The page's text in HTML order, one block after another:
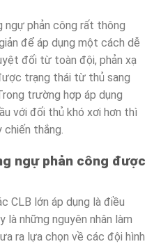
ngự phản công rất thông
để áp dụng một cách dễ
đối từ toàn đội, phản xạ
trạng thái từ thủ sang
trường hợp áp dụng
với đối thủ khó xơi hơn thì
chiến thắng.
ngự phản công được
CLB lớn áp dụng là điều
là những nguyên nhân làm
ra lựa chọn về các đội hình